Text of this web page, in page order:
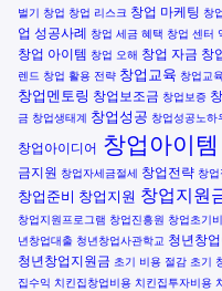
벌기 창업 창업 리스크 창업 마케팅 창
업 성공사례 창업 세금 혜택 창업 센터
창업 아이템 창업 오해 창업 자금 창
렌드 창업 활용 전략 창업교육 창업교
창업멘토링 창업보조금 창업보증
금 창업생태계 창업성공 창업성공노하
창업아이디어 창업아이템
금지원 창업자세금절세 창업전략 창
창업준비 창업지원 창업지원
창업지원프로그램 창업진흥원 창업초기
년창업대출 청년창업사관학교 청년창
청년창업지원금 초기 비용 절감 초기
집수익 치킨집창업비용 치킨집투자비용